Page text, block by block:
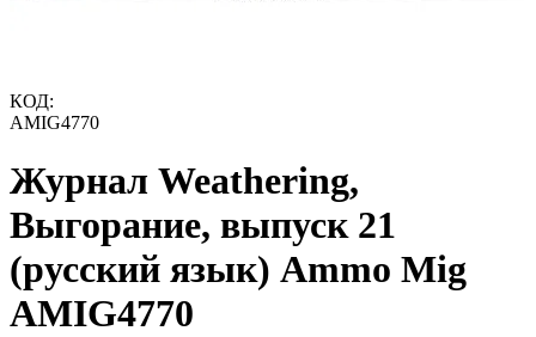
КОД:
AMIG4770
Журнал Weathering,
Выгорание, выпуск 21
(русский язык) Ammo Mig
AMIG4770